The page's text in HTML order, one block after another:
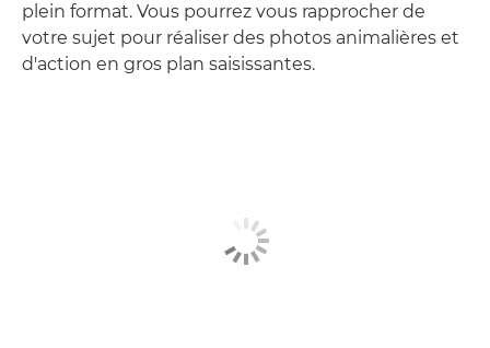
plein format. Vous pourrez vous rapprocher de
votre sujet pour réaliser des photos animalières et
d'action en gros plan saisissantes.